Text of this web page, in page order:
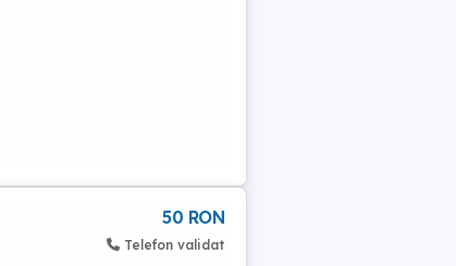
50 RON
Telefon validat